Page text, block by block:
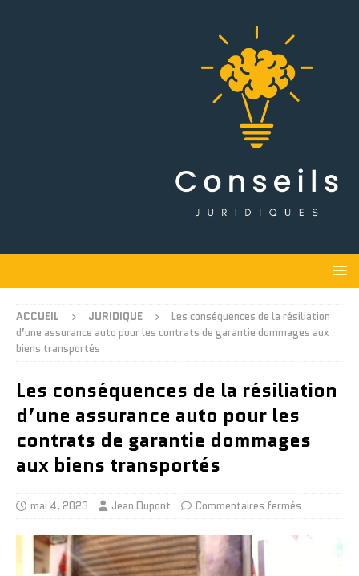
ACCUEIL JURIDIQUE
Les conséquences de la résiliation
d’une assurance auto pour les contrats de garantie dommages aux
biens transportés
Les conséquences de la résiliation
d’une assurance auto pour les
contrats de garantie dommages
aux biens transportés
mai 4, 2023 Jean Dupont Commentaires fermés